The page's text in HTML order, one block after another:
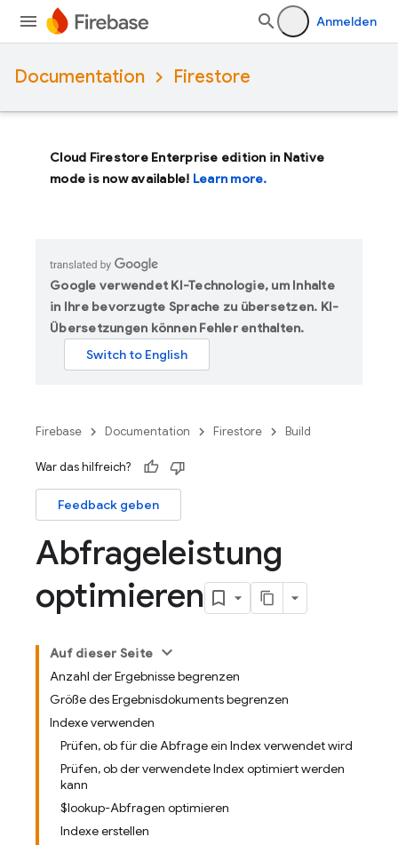
Anmelden
Documentation Firestore
Cloud Firestore Enterprise edition in Native
mode is now available! Learn more.
Google verwendet KI-Technologie, um Inhalte
in Ihre bevorzugte Sprache zu übersetzen. KI-
Übersetzungen können Fehler enthalten.
Firebase Documentation Firestore Build
War das hilfreich?
Feedback geben
Abfrageleistung
optimieren
Auf dieser Seite
Anzahl der Ergebnisse begrenzen
Größe des Ergebnisdokuments begrenzen
Indexe verwenden
Prüfen, ob für die Abfrage ein Index verwendet wird
Prüfen, ob der verwendete Index optimiert werden
kann
$lookup-Abfragen optimieren
Indexe erstellen